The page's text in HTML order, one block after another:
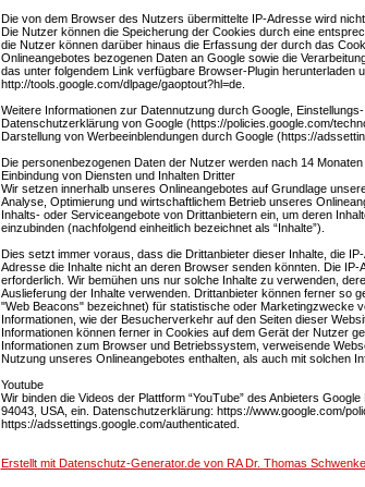
Die von dem Browser des Nutzers übermittelte IP-Adresse wird
Die Nutzer können die Speicherung der Cookies durch eine
die Nutzer können darüber hinaus die Erfassung der durch das
Onlineangebotes bezogenen Daten an Google sowie die
das unter folgendem Link verfügbare Browser-Plugin herunterladen
http://tools.google.com/dlpage/gaoptout?hl=de.
Weitere Informationen zur Datennutzung durch Google,
Datenschutzerklärung von Google (https://policies.google.com/
Darstellung von Werbeeinblendungen durch Google (https://
Die personenbezogenen Daten der Nutzer werden nach 14
Einbindung von Diensten und Inhalten Dritter
Wir setzen innerhalb unseres Onlineangebotes auf Grundlage
Analyse, Optimierung und wirtschaftlichem Betrieb unseres
Inhalts- oder Serviceangebote von Drittanbietern ein, um deren
einzubinden (nachfolgend einheitlich bezeichnet als “Inhalte”).
Dies setzt immer voraus, dass die Drittanbieter dieser Inhalte, die
Adresse die Inhalte nicht an deren Browser senden könnten. Die
erforderlich. Wir bemühen uns nur solche Inhalte zu verwenden,
Auslieferung der Inhalte verwenden. Drittanbieter können ferner so
"Web Beacons" bezeichnet) für statistische oder Marketingzwecke
Informationen, wie der Besucherverkehr auf den Seiten dieser
Informationen können ferner in Cookies auf dem Gerät der Nutzer
Informationen zum Browser und Betriebssystem, verweisende
Nutzung unseres Onlineangebotes enthalten, als auch mit solchen
Youtube
Wir binden die Videos der Plattform “YouTube” des Anbieters
94043, USA, ein. Datenschutzerklärung: https://www.google.com/
https://adssettings.google.com/authenticated.
Erstellt mit Datenschutz-Generator.de von RA Dr. Thomas Schwenke